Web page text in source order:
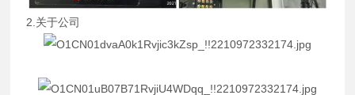
2.关于公司